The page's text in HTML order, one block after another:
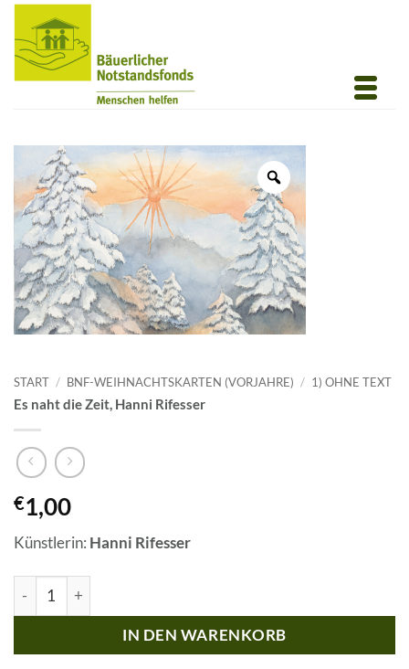
Inhalt
springen
START / BNF-WEIHNACHTSKARTEN (VORJAHRE) / 1) OHNE TEXT
Es naht die Zeit, Hanni Rifesser
€1,00
Künstlerin: Hanni Rifesser
Es naht die Zeit, Hanni Rifesser Menge
IN DEN WARENKORB